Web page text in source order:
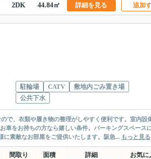
2DK 44.84㎡ 詳細を見る 追加
駐輪場
CATV
敷地内ごみ置き場
公共下水
で、衣類や履き物の整理がしやすく便利です。室内設
車をお持ちの方なら嬉しい条件。パーキングスペース
素敵なお部屋をご提供いたします。阪急... もっと見る
間取り 面積 詳細
お気に